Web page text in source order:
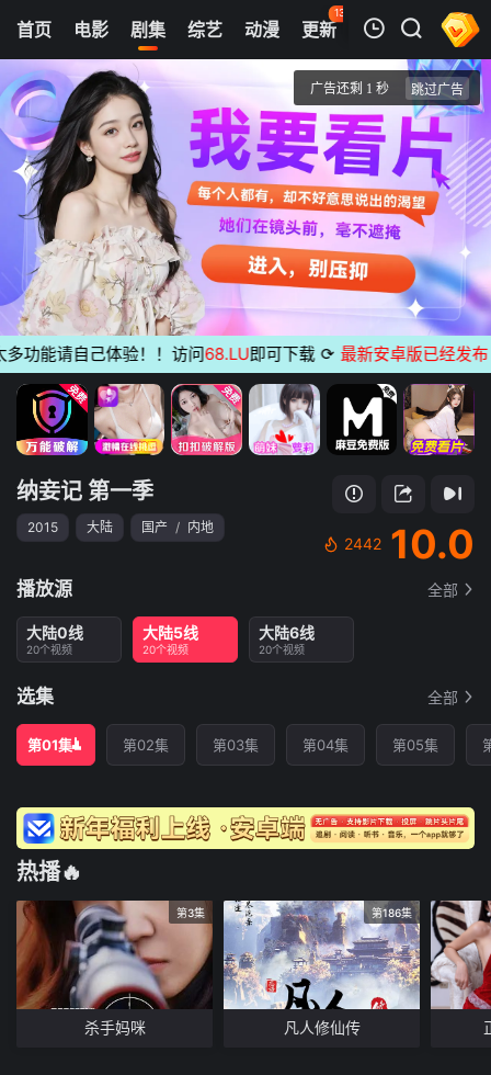
首页 电影 剧集 综艺 动漫 更新
134
热榜 APP
我的观影记录
第01集
纳妾记 第一季
清空
请自己体验！！访问 68.LU即可下载 ⟳ 最新安卓版已经发布无广
纳妾记 第一季
2015 大陆 国产 / 内地
2442 10.0
播放源 全部
大陆0线
20个视频
大陆5线
20个视频
大陆6线
20个视频
选集 全部
第01集 第02集 第03集 第04集 第05集
热播🔥
第3集
杀手妈咪
第186集
凡人修仙传